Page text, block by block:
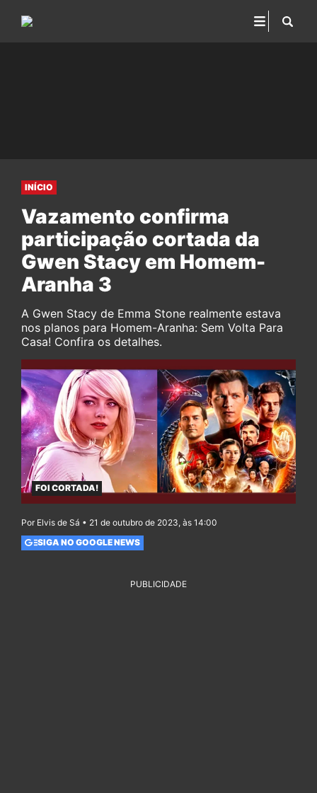
INÍCIO
Vazamento confirma
participação cortada da
Gwen Stacy em Homem-
Aranha 3
A Gwen Stacy de Emma Stone realmente estava
nos planos para Homem-Aranha: Sem Volta Para
Casa! Confira os detalhes.
FOI CORTADA!
Por Elvis de Sá • 21 de outubro de 2023, às 14:00
SIGA NO GOOGLE NEWS
PUBLICIDADE